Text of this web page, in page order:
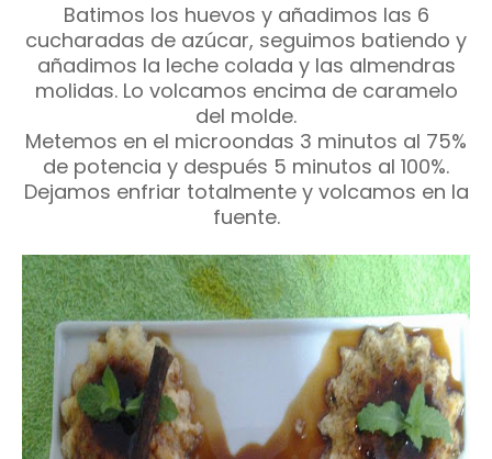
Batimos los huevos y añadimos las 6
cucharadas de azúcar, seguimos batiendo y
añadimos la leche colada y las almendras
molidas. Lo volcamos encima de caramelo
del molde.
Metemos en el microondas 3 minutos al 75%
de potencia y después 5 minutos al 100%.
Dejamos enfriar totalmente y volcamos en la
fuente.